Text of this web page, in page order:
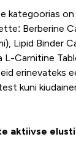
kategoorias on
Berberine
Lipid Binder
Carnitine
erinevateks
kuni
aktiivse